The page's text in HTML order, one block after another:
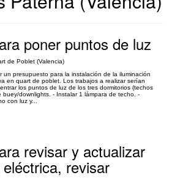
poner puntos de luz
de Poblet (Valencia)
un presupuesto para la instalación de la iluminación
en quart de poblet. Los trabajos a realizar serían
los puntos de luz de los tres dormitorios (techos
buey/downlights. - Instalar 1 lámpara de techo. -
con luz y...
revisar y actualizar
revisar